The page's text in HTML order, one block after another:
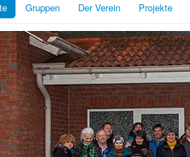
Gruppen Der Verein Projekte